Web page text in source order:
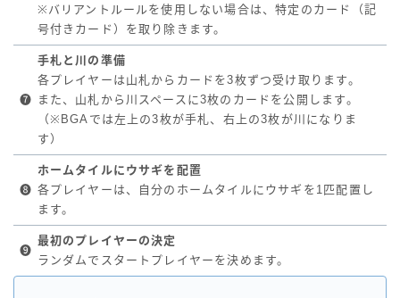
※バリアントルールを使用しない場合は、特定のカード（記
号付きカード）を取り除きます。
❼
手札と川の準備
各プレイヤーは山札からカードを3枚ずつ受け取ります。
また、山札から川スペースに3枚のカードを公開します。
（※BGAでは左上の3枚が手札、右上の3枚が川になりま
す）
❽
ホームタイルにウサギを配置
各プレイヤーは、自分のホームタイルにウサギを1匹配置し
ます。
❾
最初のプレイヤーの決定
ランダムでスタートプレイヤーを決めます。